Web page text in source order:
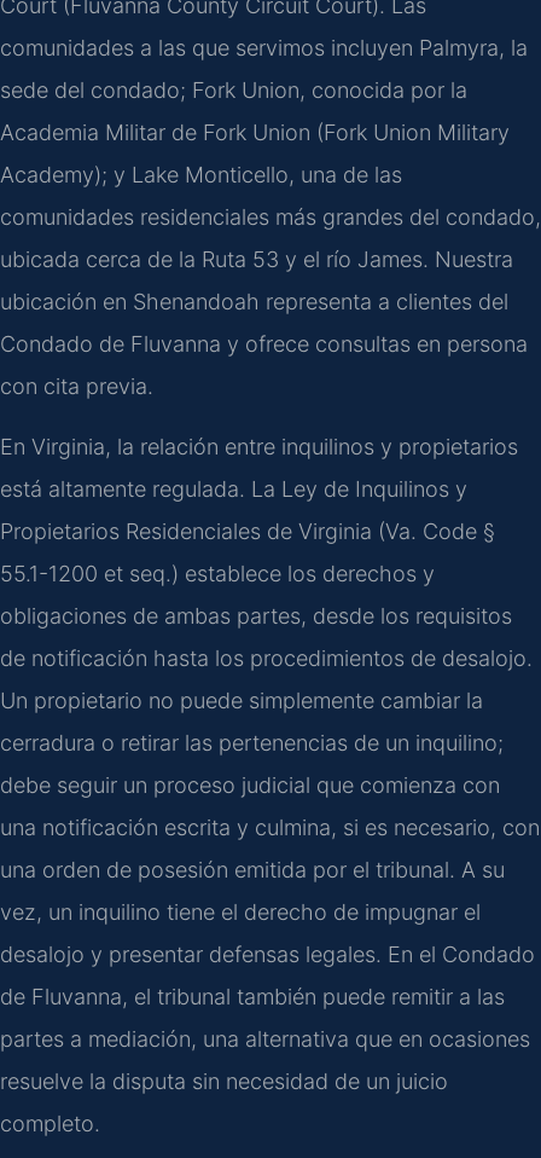
Court (Fluvanna County Circuit Court). Las
comunidades a las que servimos incluyen Palmyra, la
sede del condado; Fork Union, conocida por la
Academia Militar de Fork Union (Fork Union Military
Academy); y Lake Monticello, una de las
comunidades residenciales más grandes del condado,
ubicada cerca de la Ruta 53 y el río James. Nuestra
ubicación en Shenandoah representa a clientes del
Condado de Fluvanna y ofrece consultas en persona
con cita previa.
En Virginia, la relación entre inquilinos y propietarios
está altamente regulada. La Ley de Inquilinos y
Propietarios Residenciales de Virginia (Va. Code §
55.1-1200 et seq.) establece los derechos y
obligaciones de ambas partes, desde los requisitos
de notificación hasta los procedimientos de desalojo.
Un propietario no puede simplemente cambiar la
cerradura o retirar las pertenencias de un inquilino;
debe seguir un proceso judicial que comienza con
una notificación escrita y culmina, si es necesario, con
una orden de posesión emitida por el tribunal. A su
vez, un inquilino tiene el derecho de impugnar el
desalojo y presentar defensas legales. En el Condado
de Fluvanna, el tribunal también puede remitir a las
partes a mediación, una alternativa que en ocasiones
resuelve la disputa sin necesidad de un juicio
completo.